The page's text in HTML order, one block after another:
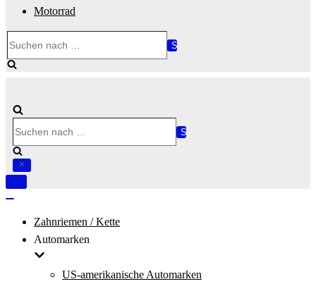
Motorrad
nach …
nach …
Navigation
Zahnriemen / Kette
Automarken
US-amerikanische Automarken